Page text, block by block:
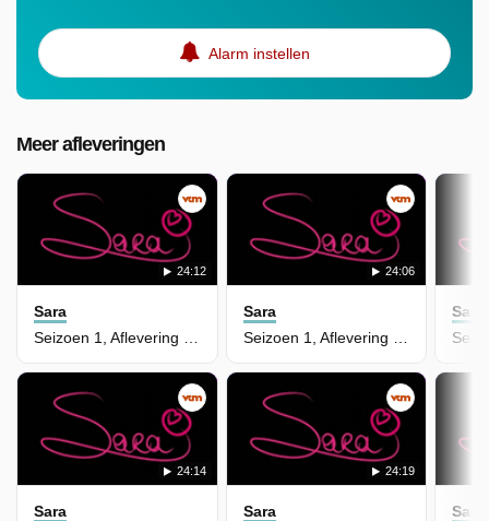
Alarm instellen
Meer afleveringen
24:12
Sara
Seizoen 1, Aflevering 147
24:06
Sara
Seizoen 1, Aflevering 146
24:14
Sara
24:19
Sara
Sara
Sara